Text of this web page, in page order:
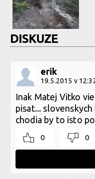
DISKUZE
erik
19.5.2015 v
Inak Matej Vitko
pisat...
chodia by to isto
0 0